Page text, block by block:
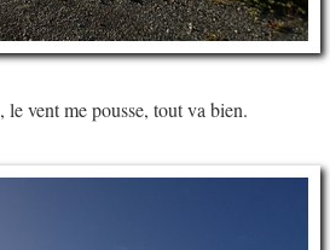
vent me pousse, tout va bien.